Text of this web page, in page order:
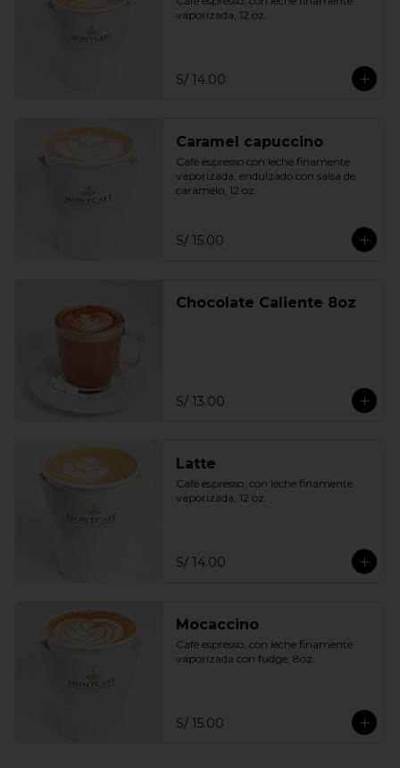
vaporizada, 12 oz.
S/ 14.00
Caramel capuccino
Café espresso con leche finamente
vaporizada, endulzado con salsa de
caramelo, 12 oz.
S/ 15.00
Chocolate Caliente 8oz
S/ 13.00
Latte
Café espresso, con leche finamente
vaporizada, 12 oz.
S/ 14.00
Mocaccino
Café espresso, con leche finamente
vaporizada con fudge, 8oz.
S/ 15.00